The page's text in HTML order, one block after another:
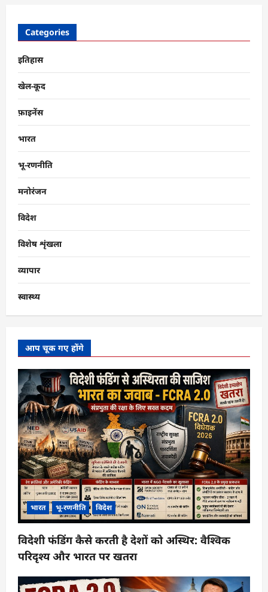
Categories
इतिहास
खेल-कूद
फ़ाइनेंस
भारत
भू-रणनीति
मनोरंजन
विदेश
विशेष शृंखला
व्यापार
स्वास्थ्य
आप चूक गए होंगे
भारत भू-रणनीति विदेश
विदेशी फंडिंग कैसे करती है देशों को अस्थिर: वैश्विक
परिदृश्य और भारत पर खतरा